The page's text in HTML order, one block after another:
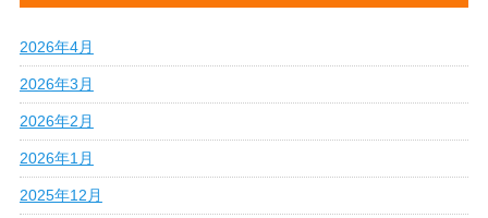
2026年4月
2026年3月
2026年2月
2026年1月
2025年12月